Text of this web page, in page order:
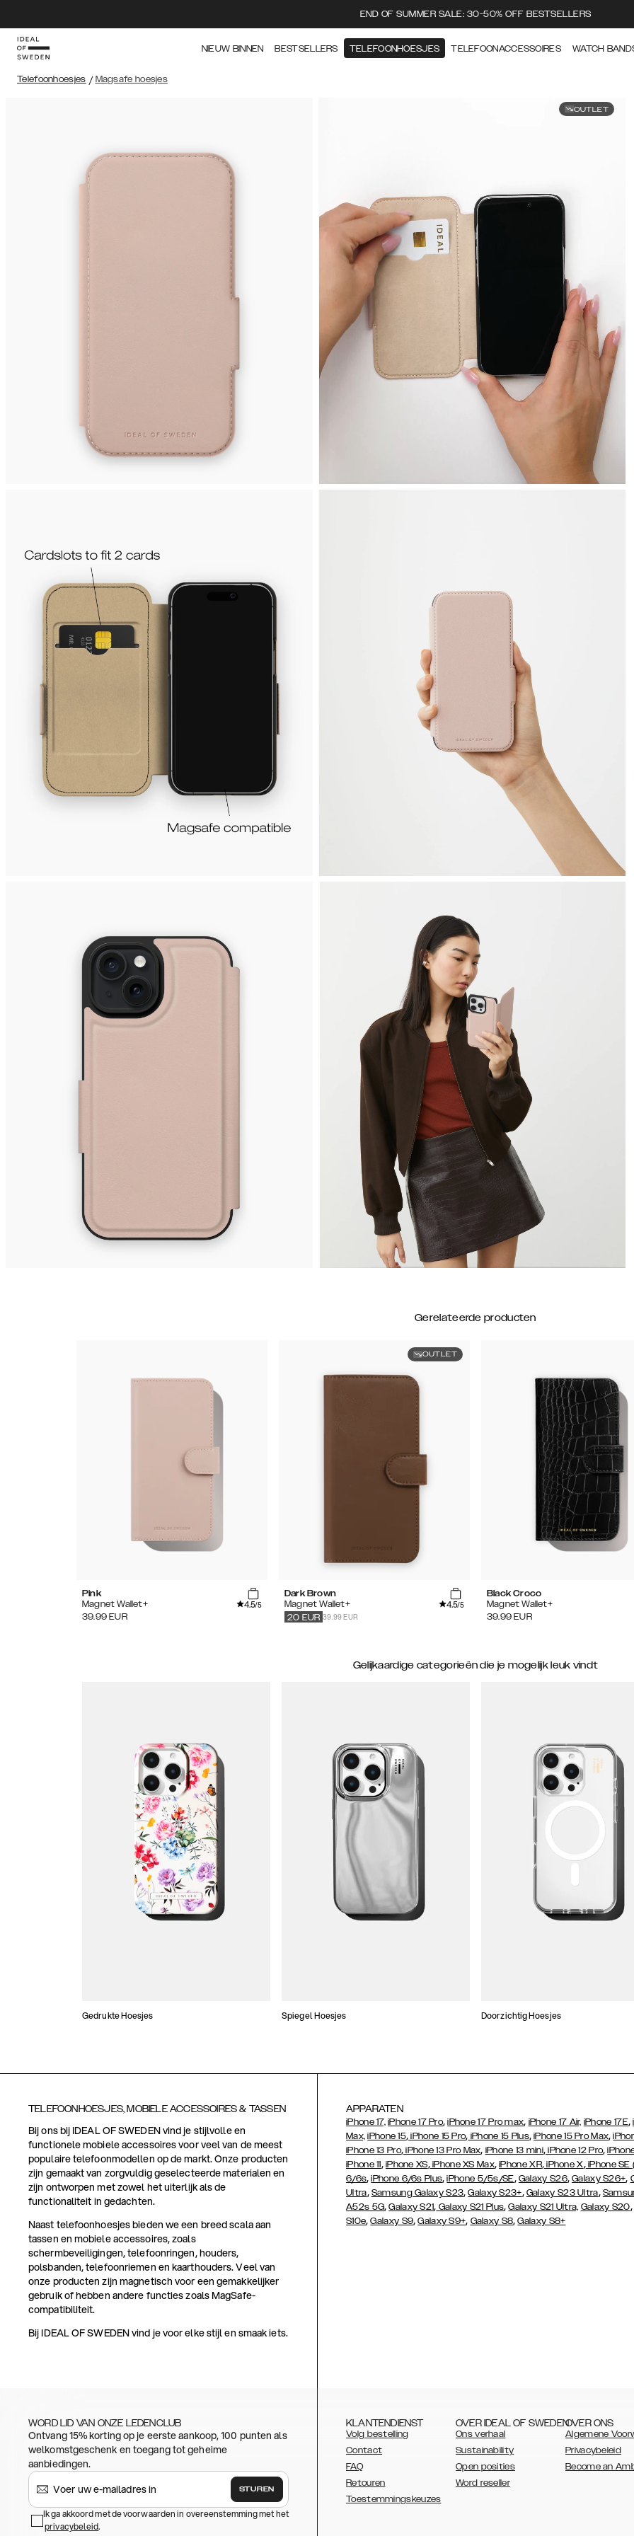
END OF SUMMER SALE: 30-50% OFF BESTSELLERS
NIEUW BINNEN BESTSELLERS TELEFOONHOESJES TELEFOONACCESSOIRES WATCH
Telefoonhoesjes / Magsafe hoesjes
OUTLET
Gerelateerde producten
Pink
Magnet Wallet+
4.5/5
39.99 EUR
OUTLET
Dark Brown
Magnet Wallet+
4.5/5
39.99 EUR
20 EUR
Black Croco
Magnet Wallet+
39.99 EUR
Gelijkaardige categorieën die je mogelijk leuk vindt
Gedrukte Hoesjes Spiegel Hoesjes Doorzichtig Hoesjes
TELEFOONHOESJES, MOBIELE ACCESSOIRES & TASSEN
Bij ons bij IDEAL OF SWEDEN vind je stijlvolle en
functionele mobiele accessoires voor veel van de meest
populaire telefoonmodellen op de markt. Onze producten
zijn gemaakt van zorgvuldig geselecteerde materialen en
zijn ontworpen met zowel het uiterlijk als de
functionaliteit in gedachten.
Naast telefoonhoesjes bieden we een breed scala aan
tassen en mobiele accessoires, zoals
schermbeveiligingen, telefoonringen, houders,
polsbanden, telefoonriemen en kaarthouders. Veel van
onze producten zijn magnetisch voor een gemakkelijker
gebruik of hebben andere functies zoals MagSafe-
compatibiliteit.
Bij IDEAL OF SWEDEN vind je voor elke stijl en smaak iets.
APPARATEN
iPhone 17, iPhone 17 Pro,iPhone 17 Pro max, iPhone 17 Air, iPhone 17E,
Max, iPhone 15, iPhone 15 Pro, iPhone 15 Plus,iPhone 15 Pro Max,
iPhone 13 Pro, iPhone 13 Pro Max, iPhone 13 mini,iPhone 12 Pro,
iPhone 11, iPhone XS,iPhone XS Max,iPhone XR,iPhone X,iPhone
6/6s,iPhone 6/6s Plus,iPhone 5/5s/SE, Galaxy S26,Galaxy S26+,
Ultra, Samsung Galaxy S23,Galaxy S23+, Galaxy S23 Ultra,
A52s 5G,Galaxy S21, Galaxy S21 Plus,Galaxy S21 Ultra, Galaxy S20,
S10e,Galaxy S9,Galaxy S9+, Galaxy S8,Galaxy S8+
WORD LID VAN ONZE LEDENCLUB
Ontvang 15% korting op je eerste aankoop, 100 punten als
welkomstgeschenk en toegang tot geheime
aanbiedingen.
STUREN
Ik ga akkoord met de voorwaarden in overeenstemming met het
privacybeleid.
KLANTENDIENST
Volg bestelling
Contact
FAQ
Retouren
Toestemmingskeuzes
OVER IDEAL OF SWEDEN
Ons verhaal
Sustainability
Open posities
Word reseller
OVER ONS
Algemene
Privacybeleid
Become an
AUSTRALIA